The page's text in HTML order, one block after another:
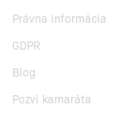
Právna informácia
GDPR
Blog
Pozvi kamaráta